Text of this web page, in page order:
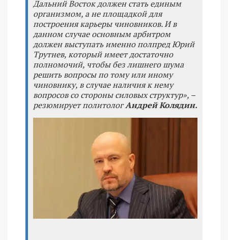
Дальний Восток должен стать единым
организмом, а не площадкой для
построения карьеры чиновников. И в
данном случае основным арбитром
должен выступать именно полпред Юрий
Трутнев, который имеет достаточно
полномочий, чтобы без лишнего шума
решить вопросы по тому или иному
чиновнику, в случае наличия к нему
вопросов со стороны силовых структур», –
резюмирует политологАндрей Колядин.